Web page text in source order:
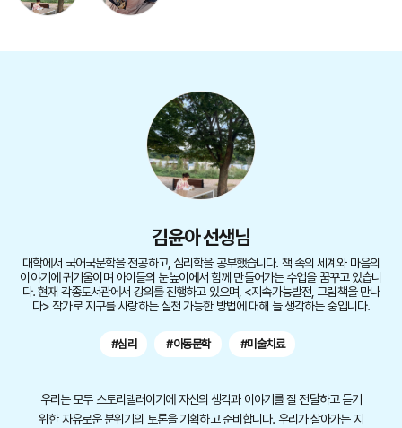
김윤아 선생님
대학에서 국어국문학을 전공하고, 심리학을 공부했습니다. 책 속의 세계와 마음의
이야기에 귀기울이며 아이들의 눈높이에서 함께 만들어가는 수업을 꿈꾸고 있습니
다. 현재 각종도서관에서 강의를 진행하고 있으며, <지속가능발전, 그림책을 만나
다> 작가로 지구를 사랑하는 실천 가능한 방법에 대해 늘 생각하는 중입니다.
#심리 #아동문학 #미술치료
우리는 모두 스토리텔러이기에 자신의 생각과 이야기를 잘 전달하고 듣기
위한 자유로운 분위기의 토론을 기획하고 준비합니다. 우리가 살아가는 지